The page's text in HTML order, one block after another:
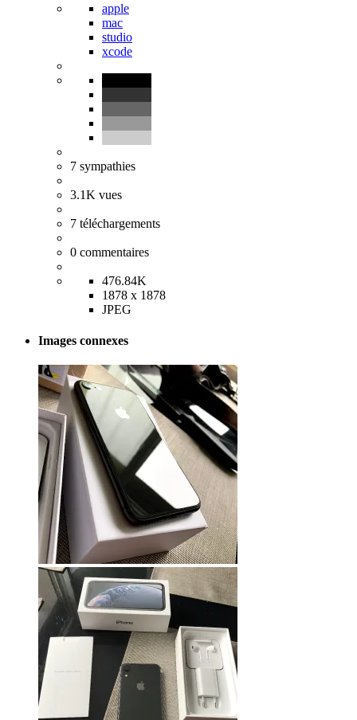
apple
mac
studio
xcode
7 sympathies
3.1K vues
7 téléchargements
0 commentaires
476.84K
1878 x 1878
JPEG
Images connexes